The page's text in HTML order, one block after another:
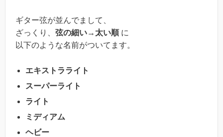
ギター弦が並んでまして、
ざっくり、 弦の細い→太い順 に
以下のような名前がついてます。
エキストラライト
スーパーライト
ライト
ミディアム
ヘビー